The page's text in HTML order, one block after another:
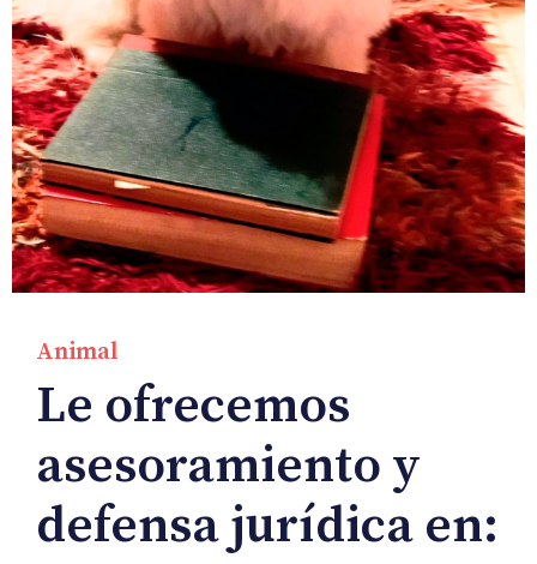
Animal
Le ofrecemos
asesoramiento y
defensa jurídica en: